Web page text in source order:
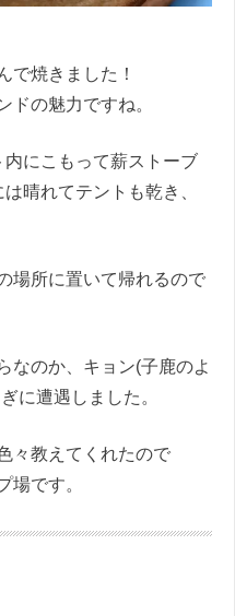
で焼きました！
ドの魅力ですね。
にこもって薪ストーブ
晴れてテントも乾き、
場所に置いて帰れるので
なのか、キョン(子鹿のよ
に遭遇しました。
々教えてくれたので
場です。